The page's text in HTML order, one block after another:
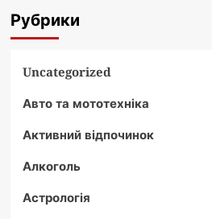
Рубрики
Uncategorized
Авто та мототехніка
Активний відпочинок
Алкоголь
Астрологія